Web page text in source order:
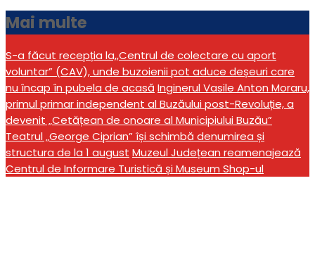
Mai multe
S-a făcut recepția la,,Centrul de colectare cu aport
voluntar” (CAV), unde buzoienii pot aduce deșeuri care
nu încap în pubela de acasă Inginerul Vasile Anton Moraru,
primul primar independent al Buzăului post-Revoluție, a
devenit „Cetățean de onoare al Municipiului Buzău”
Teatrul „George Ciprian” își schimbă denumirea și
structura de la 1 august Muzeul Județean reamenajează
Centrul de Informare Turistică și Museum Shop-ul